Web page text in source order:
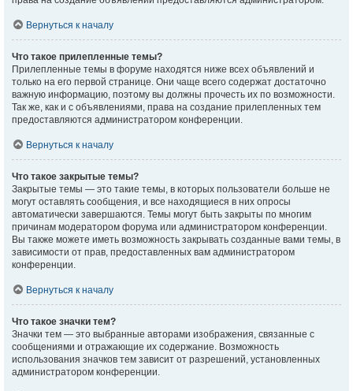
Вернуться к началу
Что такое прилепленные темы?
Прилепленные темы в форуме находятся ниже всех объявлений и
только на его первой странице. Они чаще всего содержат достаточно
важную информацию, поэтому вы должны прочесть их по возможности.
Так же, как и с объявлениями, права на создание прилепленных тем
предоставляются администратором конференции.
Вернуться к началу
Что такое закрытые темы?
Закрытые темы — это такие темы, в которых пользователи больше не
могут оставлять сообщения, и все находящиеся в них опросы
автоматически завершаются. Темы могут быть закрыты по многим
причинам модератором форума или администратором конференции.
Вы также можете иметь возможность закрывать созданные вами темы, в
зависимости от прав, предоставленных вам администратором
конференции.
Вернуться к началу
Что такое значки тем?
Значки тем — это выбранные авторами изображения, связанные с
сообщениями и отражающие их содержание. Возможность
использования значков тем зависит от разрешений, установленных
администратором конференции.